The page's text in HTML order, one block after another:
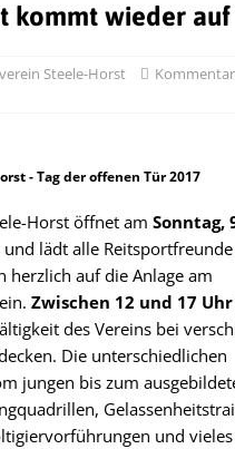
kommt wieder auf
Steele-Horst
- Tag der offenen Tür 2017
Horst öffnet am Sonntag,
und lädt alle
herzlich auf die Anlage am
ein. Zwischen 12 und 17 Uhr
des Vereins bei
Die unterschiedlichen
jungen bis zum
und